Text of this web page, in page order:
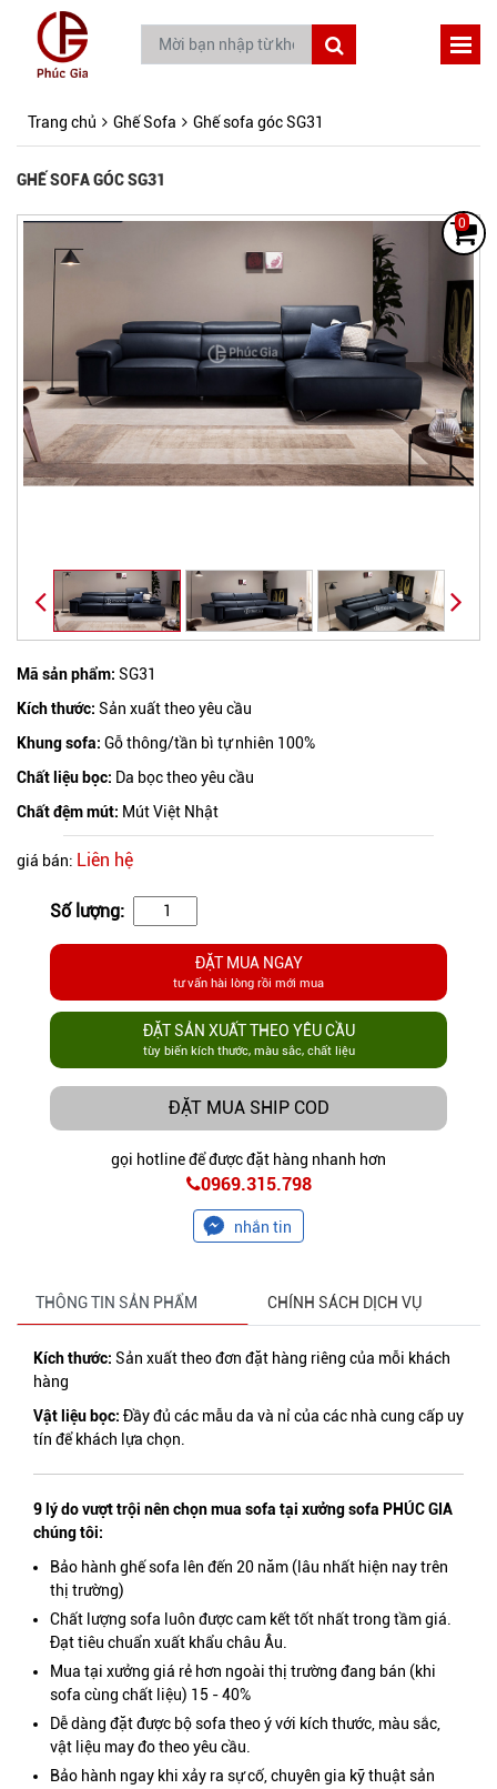
0
Trang chủ Ghế Sofa Ghế sofa góc SG31
GHẾ SOFA GÓC SG31
Mã sản phẩm: SG31
Kích thước: Sản xuất theo yêu cầu
Khung sofa: Gỗ thông/tần bì tự nhiên 100%
Chất liệu bọc: Da bọc theo yêu cầu
Chất đệm mút: Mút Việt Nhật
giá bán: Liên hệ
Số lượng:
ĐẶT MUA NGAY
tư vấn hài lòng rồi mới mua
ĐẶT SẢN XUẤT THEO YÊU CẦU
tùy biến kích thước, màu sắc, chất liệu
ĐẶT MUA SHIP COD
gọi hotline để được đặt hàng nhanh hơn
0969.315.798
nhắn tin
THÔNG TIN SẢN PHẨM CHÍNH SÁCH DỊCH VỤ
Kích thước: Sản xuất theo đơn đặt hàng riêng của mỗi khách
hàng
Vật liệu bọc: Đầy đủ các mẫu da và nỉ của các nhà cung cấp uy
tín để khách lựa chọn.
9 lý do vượt trội nên chọn mua sofa tại xưởng sofa PHÚC GIA
chúng tôi:
Bảo hành ghế sofa lên đến 20 năm (lâu nhất hiện nay trên
thị trường)
Chất lượng sofa luôn được cam kết tốt nhất trong tầm giá.
Đạt tiêu chuẩn xuất khẩu châu Âu.
Mua tại xưởng giá rẻ hơn ngoài thị trường đang bán (khi
sofa cùng chất liệu) 15 - 40%
Dễ dàng đặt được bộ sofa theo ý với kích thước, màu sắc,
vật liệu may đo theo yêu cầu.
Bảo hành ngay khi xảy ra sự cố, chuyên gia kỹ thuật sản